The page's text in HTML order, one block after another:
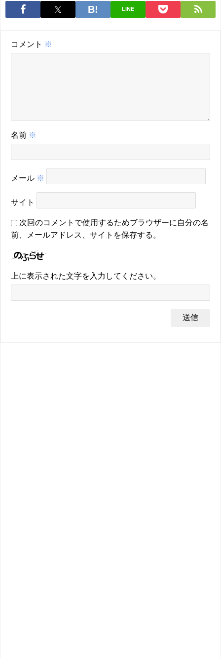
LINE
コメント ※
名前 ※
メール ※
サイト
次回のコメントで使用するためブラウザーに自分の名
前、メールアドレス、サイトを保存する。
上に表示された文字を入力してください。